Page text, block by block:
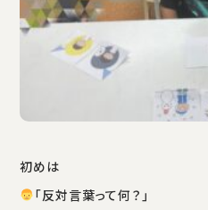
初めは
「反対言葉って何？」